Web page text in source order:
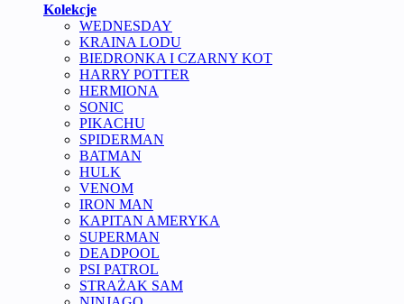
Kolekcje
WEDNESDAY
KRAINA LODU
BIEDRONKA I CZARNY KOT
HARRY POTTER
HERMIONA
SONIC
PIKACHU
SPIDERMAN
BATMAN
HULK
VENOM
IRON MAN
KAPITAN AMERYKA
SUPERMAN
DEADPOOL
PSI PATROL
STRAŻAK SAM